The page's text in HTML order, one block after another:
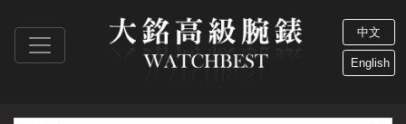
中文
English